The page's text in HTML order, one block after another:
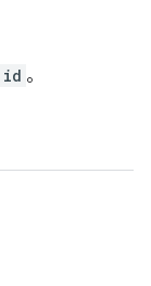
id 。